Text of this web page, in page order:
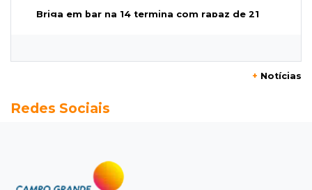
Briga em bar na 14 termina com rapaz de 21
promessas, mas deixam a conta para depois
Domingo é dia de Festival do Sobá e feiras em
homenagem aos pais
+ Notícias
Redes Sociais